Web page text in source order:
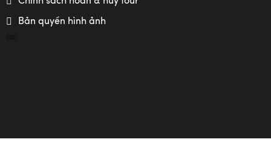
Chính sách hoàn & hủy tour
Bản quyền hình ảnh